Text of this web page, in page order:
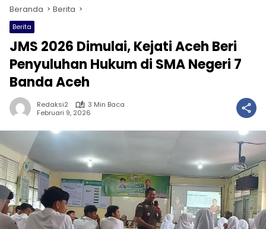
Beranda Berita
Berita
JMS 2026 Dimulai, Kejati Aceh Beri
Penyuluhan Hukum di SMA Negeri 7
Banda Aceh
Redaksi2
3 Min Baca
Februari 9, 2026